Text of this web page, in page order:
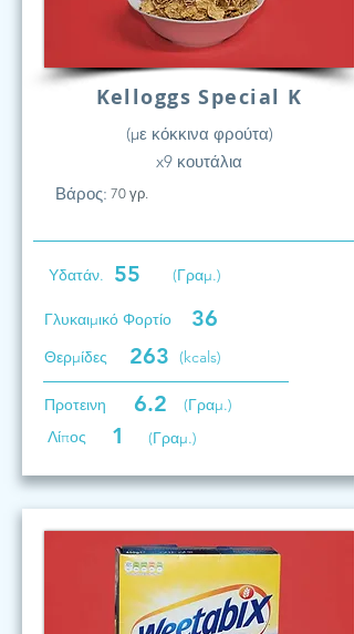
Kelloggs Special K
(με κόκκινα φρούτα)
x9 κουτάλια
Βάρος: 70 γρ.
Υδατάν. 55 (Γραμ.)
Γλυκαιμικό Φορτίο 36
Θερμίδες 263 (kcals)
Προτεινη 6.2
(Γραμ.)
Λίπος
1 (Γραμ.)